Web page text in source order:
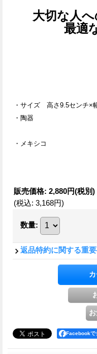
大切な人
最適
・サイズ 高さ9.5センチ×
・陶器
・メキシコ
販売価格: 2,880円(税別)
(税込: 3,168円)
数量:
返品特約に関する重
Facebookで